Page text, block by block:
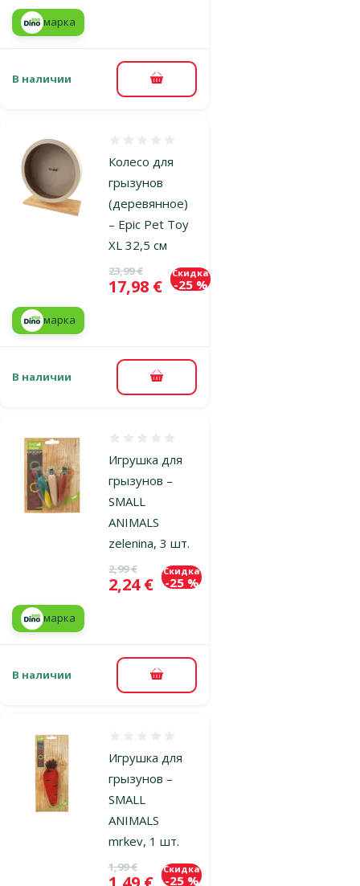
марка
В наличии В корзину
Колесо для
грызунов
(деревянное)
– Epic Pet Toy
XL 32,5 см
Исходная цена
23,99 €
Цена
17,98 €
Скидка
-25 %
марка
В наличии В корзину
Игрушка для
грызунов –
SMALL
ANIMALS
zelenina, 3 шт.
Исходная цена
2,99 €
Цена
2,24 €
Скидка
-25 %
марка
В наличии В корзину
Игрушка для
грызунов –
SMALL
ANIMALS
mrkev, 1 шт.
Исходная цена
1,99 €
Цена
Скидка
-25 %